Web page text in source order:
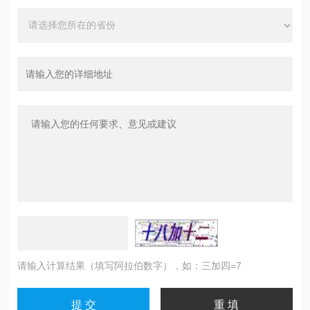
请输入计算结果（填写阿拉伯数字），如：三加四=7